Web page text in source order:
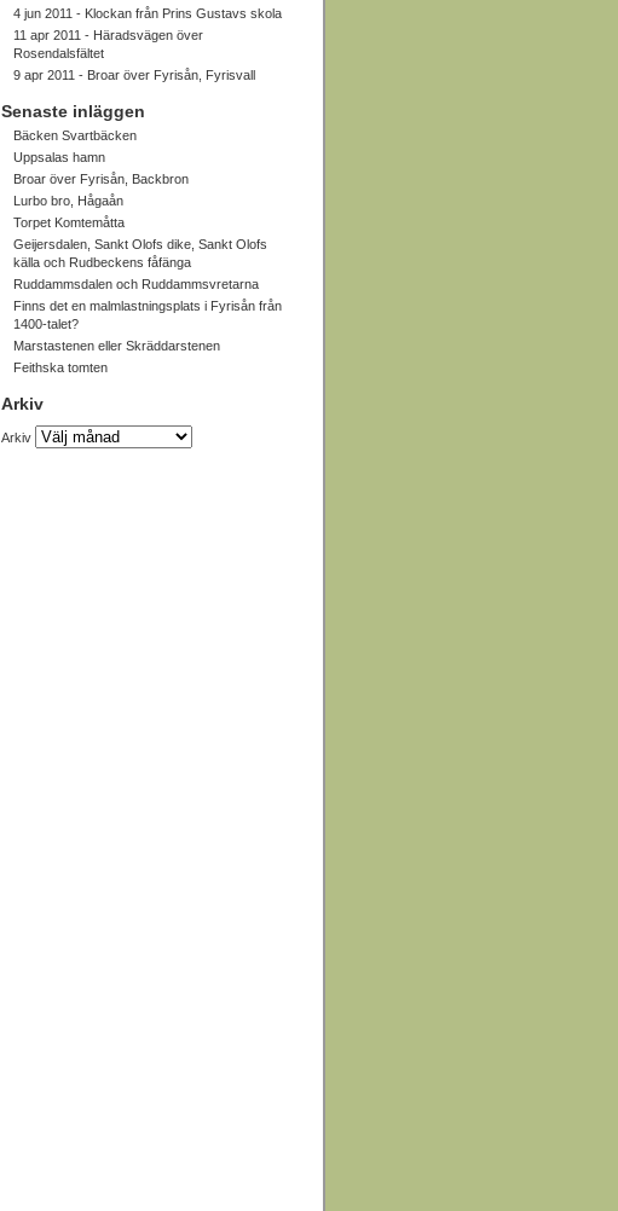
4 jun 2011 - Klockan från Prins Gustavs skola
11 apr 2011 - Häradsvägen över
Rosendalsfältet
9 apr 2011 - Broar över Fyrisån, Fyrisvall
Senaste inläggen
Bäcken Svartbäcken
Uppsalas hamn
Broar över Fyrisån, Backbron
Lurbo bro, Hågaån
Torpet Komtemåtta
Geijersdalen, Sankt Olofs dike, Sankt Olofs
källa och Rudbeckens fåfänga
Ruddammsdalen och Ruddammsvretarna
Finns det en malmlastningsplats i Fyrisån från
1400-talet?
Marstastenen eller Skräddarstenen
Feithska tomten
Arkiv
Arkiv